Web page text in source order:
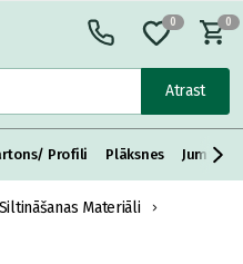
Atrast
0 0
Profili Plāksnes Jumta
Materiāli